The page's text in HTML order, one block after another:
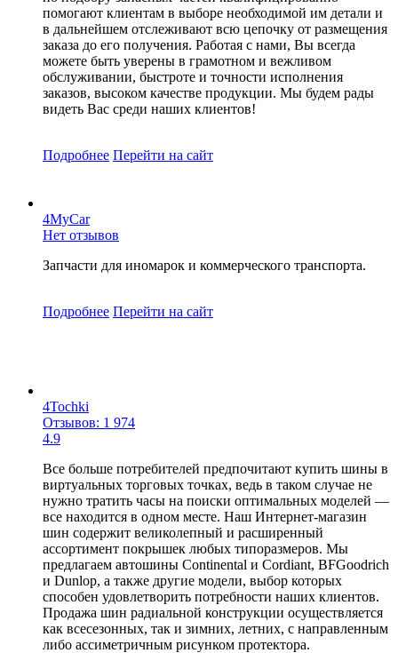
помогают клиентам в выборе необходимой им детали и
в дальнейшем отслеживают всю цепочку от размещения
заказа до его получения. Работая с нами, Вы всегда
можете быть уверены в грамотном и вежливом
обслуживании, быстроте и точности исполнения
заказов, высоком качестве продукции. Мы будем рады
видеть Вас среди наших клиентов!
Подробнее Перейти на сайт
4MyCar
Нет отзывов
Запчасти для иномарок и коммерческого транспорта.
Подробнее Перейти на сайт
4Tochki
Отзывов: 1 974
4.9
Все больше потребителей предпочитают купить шины в
виртуальных торговых точках, ведь в таком случае не
нужно тратить часы на поиски оптимальных моделей —
все находится в одном месте. Наш Интернет-магазин
шин содержит великолепный и расширенный
ассортимент покрышек любых типоразмеров. Мы
предлагаем автошины Continental и Cordiant, BFGoodrich
и Dunlop, а также другие модели, выбор которых
способен удовлетворить потребности наших клиентов.
Продажа шин радиальной конструкции осуществляется
как всесезонных, так и зимних, летних, с направленным
либо ассиметричным рисунком протектора.